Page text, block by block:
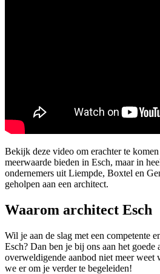
Bekijk deze video om erachter te
meerwaarde bieden in Esch, maar in
ondernemers uit Liempde, Boxtel en
geholpen aan een architect.
Waarom architect Esch
Wil je aan de slag met een competente
Esch? Dan ben je bij ons aan het goede
overweldigende aanbod niet meer weet
we er om je verder te begeleiden!